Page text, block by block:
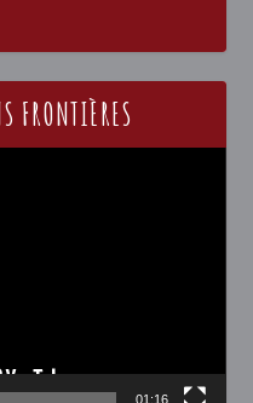
FRONTIÈRES
01:16